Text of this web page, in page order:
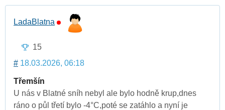
LadaBlatna
15
# 18.03.2026, 06:18
Třemšín
U nás v Blatné sníh nebyl ale bylo hodně krup,dnes
ráno o půl třetí bylo -4°C,poté se zatáhlo a nyní je